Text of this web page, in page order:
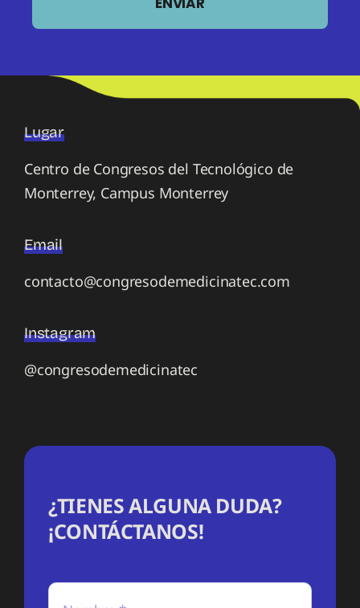
Lugar
Centro de Congresos del Tecnológico de
Monterrey, Campus Monterrey
Email
contacto@congresodemedicinatec.com
Instagram
@congresodemedicinatec
¿TIENES ALGUNA DUDA?
¡CONTÁCTANOS!